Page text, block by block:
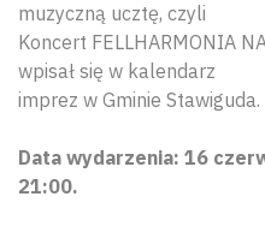
muzyczną ucztę, czyli
Koncert FELLHARMONIA
wpisał się w kalendarz
imprez w Gminie Stawiguda.
Data wydarzenia: 16
21:00.